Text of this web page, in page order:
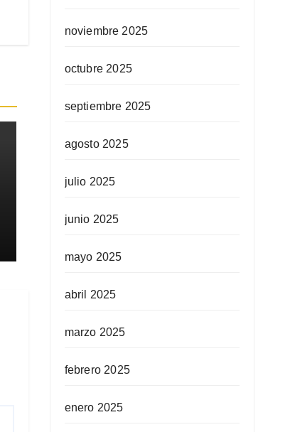
noviembre 2025
octubre 2025
septiembre 2025
agosto 2025
julio 2025
junio 2025
mayo 2025
abril 2025
marzo 2025
febrero 2025
enero 2025